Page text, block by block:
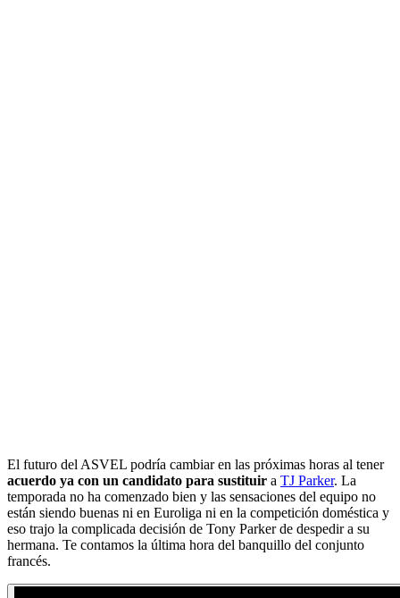
El futuro del ASVEL podría cambiar en las próximas horas al tener
acuerdo ya con un candidato para sustituir a TJ Parker. La
temporada no ha comenzado bien y las sensaciones del equipo no
están siendo buenas ni en Euroliga ni en la competición doméstica y
eso trajo la complicada decisión de Tony Parker de despedir a su
hermana. Te contamos la última hora del banquillo del conjunto
francés.